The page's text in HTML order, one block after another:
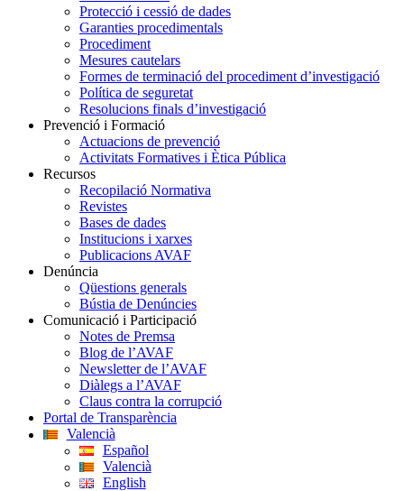
Protecció i cessió de dades
Garanties procedimentals
Procediment
Mesures cautelars
Formes de terminació del procediment d’investigació
Política de seguretat
Resolucions finals d’investigació
Prevenció i Formació
Actuacions de prevenció
Activitats Formatives i Ètica Pública
Recursos
Recopilació Normativa
Revistes
Bases de dades
Institucions i xarxes
Publicacions AVAF
Denúncia
Qüestions generals
Bústia de Denúncies
Comunicació i Participació
Notes de Premsa
Blog de l’AVAF
Newsletter de l’AVAF
Diàlegs a l’AVAF
Claus contra la corrupció
Portal de Transparència
Valencià
Español
Valencià
English